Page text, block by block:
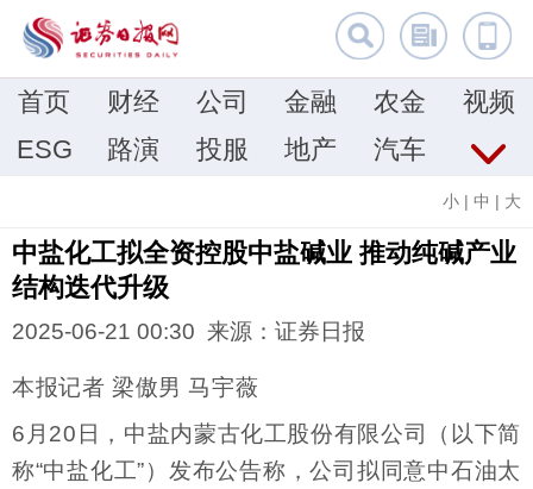
首页 财经 公司 金融 农金
视频
ESG
路演 投服 地产 汽车
小 | 中 | 大
中盐化工拟全资控股中盐碱业 推动纯碱产业
结构迭代升级
2025-06-21 00:30 来源：证券日报
本报记者 梁傲男 马宇薇
6月20日，中盐内蒙古化工股份有限公司（以下简
称“中盐化工”）发布公告称，公司拟同意中石油太